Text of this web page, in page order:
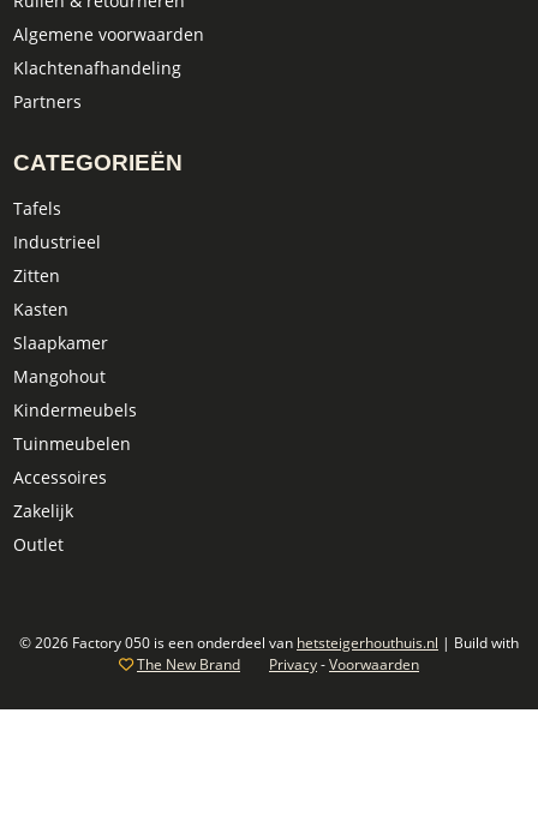
Algemene voorwaarden
Klachtenafhandeling
Partners
CATEGORIEËN
Tafels
Industrieel
Zitten
Kasten
Slaapkamer
Mangohout
Kindermeubels
Tuinmeubelen
Accessoires
Zakelijk
Outlet
© 2026 Factory 050 is een onderdeel van hetsteigerhouthuis.nl | Build with
The New Brand
Privacy-Voorwaarden